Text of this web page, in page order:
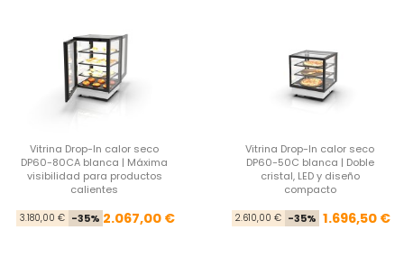
Vitrina Drop-In calor seco
DP60-80CA blanca | Máxima
visibilidad para productos
calientes
Precio base
3.180,00 € -35% Precio
2.067,00 €
Vitrina Drop-In calor seco
DP60-50C blanca | Doble
cristal, LED y diseño
compacto
2.610,00 € -35% 1.696,50 €